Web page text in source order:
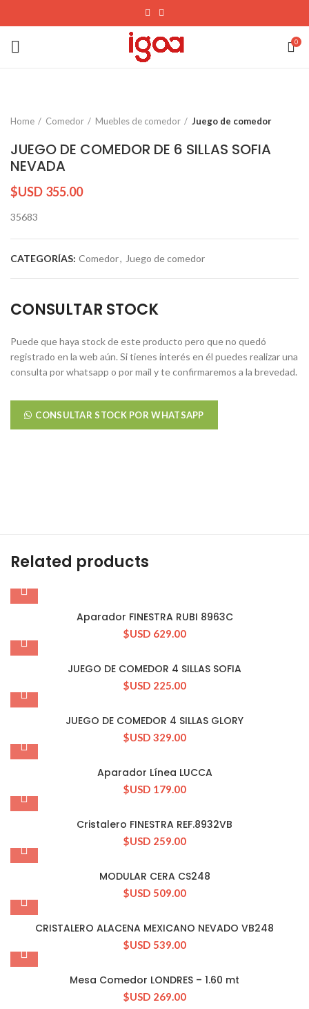
0
Home Comedor Muebles de comedor Juego de comedor
JUEGO DE COMEDOR DE 6 SILLAS SOFIA
NEVADA
$USD 355.00
35683
CATEGORÍAS: Comedor, Juego de comedor
CONSULTAR STOCK
Puede que haya stock de este producto pero que no quedó
registrado en la web aún. Si tienes interés en él puedes realizar una
consulta por whatsapp o por mail y te confirmaremos a la brevedad.
CONSULTAR STOCK POR WHATSAPP
Related products
Aparador FINESTRA RUBI 8963C
$USD 629.00
JUEGO DE COMEDOR 4 SILLAS SOFIA
$USD 225.00
JUEGO DE COMEDOR 4 SILLAS GLORY
$USD 329.00
Aparador Línea LUCCA
$USD 179.00
Cristalero FINESTRA REF.8932VB
$USD 259.00
MODULAR CERA CS248
$USD 509.00
CRISTALERO ALACENA MEXICANO NEVADO VB248
$USD 539.00
Mesa Comedor LONDRES – 1.60 mt
$USD 269.00